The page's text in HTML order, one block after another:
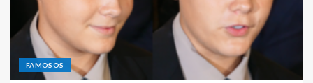
FAMOSOS